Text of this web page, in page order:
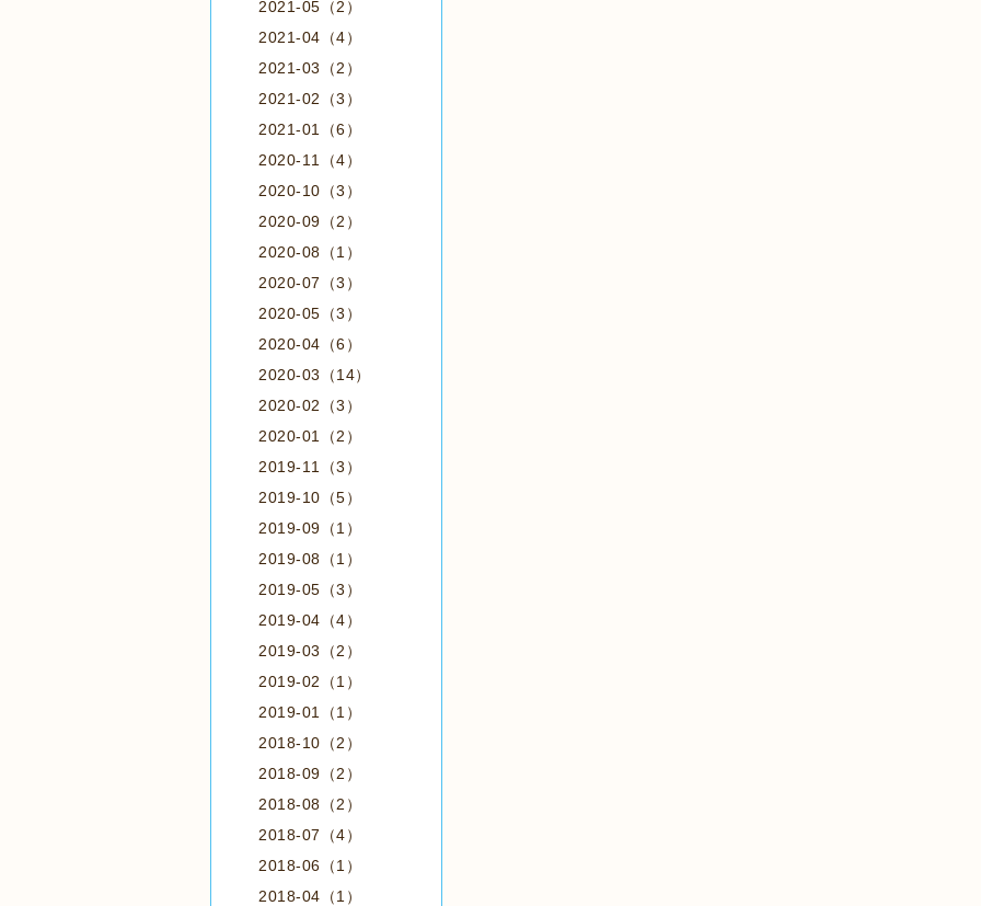
2021-05（2）
2021-04（4）
2021-03（2）
2021-02（3）
2021-01（6）
2020-11（4）
2020-10（3）
2020-09（2）
2020-08（1）
2020-07（3）
2020-05（3）
2020-04（6）
2020-03（14）
2020-02（3）
2020-01（2）
2019-11（3）
2019-10（5）
2019-09（1）
2019-08（1）
2019-05（3）
2019-04（4）
2019-03（2）
2019-02（1）
2019-01（1）
2018-10（2）
2018-09（2）
2018-08（2）
2018-07（4）
2018-06（1）
2018-04（1）